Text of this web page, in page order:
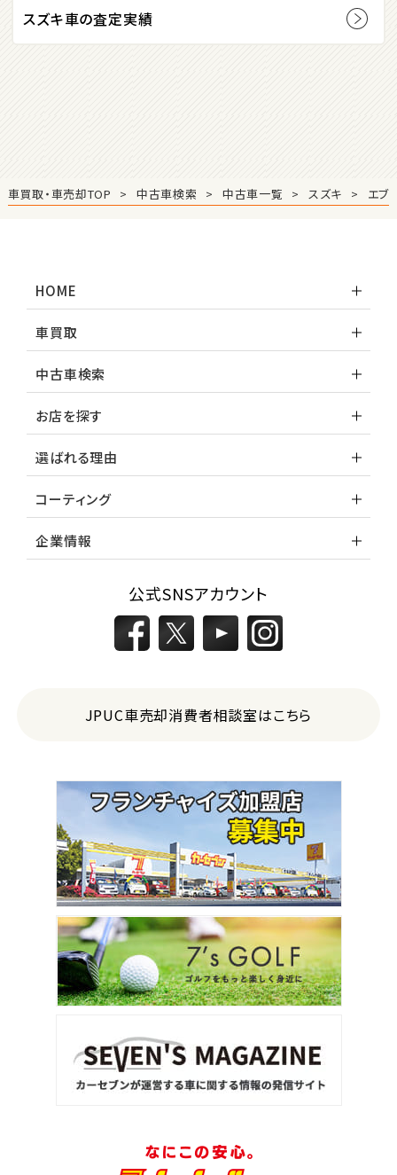
ステーションワゴン
レヴォーグ
レガシィツーリングワゴン
3位
トヨタ
カローラフィールダー
ホンダ
ステップワゴン
2位
トヨタ
アルファード
3位
ヴォクシー
1位
スズキ車の査定実績
車買取・車売却TOP 中古車検索 中古車一覧 スズキ エブ
HOME
車買取
中古車検索
お店を探す
選ばれる理由
コーティング
企業情報
公式SNSアカウント
JPUC車売却消費者相談室はこちら